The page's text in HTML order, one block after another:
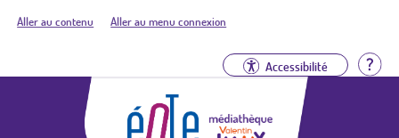
Aller au contenu Aller au menu connexion
Accessibilité